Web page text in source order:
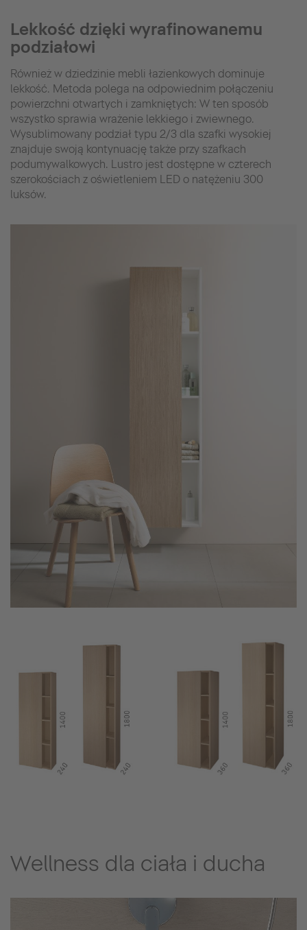
Lekkość dzięki wyrafinowanemu
podziałowi
Również w dziedzinie mebli łazienkowych dominuje
lekkość. Metoda polega na odpowiednim połączeniu
powierzchni otwartych i zamkniętych: W ten sposób
wszystko sprawia wrażenie lekkiego i zwiewnego.
Wysublimowany podział typu 2/3 dla szafki wysokiej
znajduje swoją kontynuację także przy szafkach
podumywalkowych. Lustro jest dostępne w czterech
szerokościach z oświetleniem LED o natężeniu 300
luksów.
Wellness dla ciała i ducha